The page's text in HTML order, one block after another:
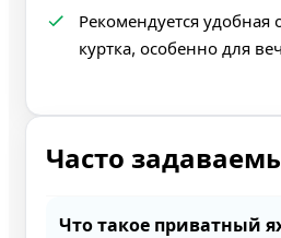
Рекомендуется удобная
куртка, особенно для
Часто
Что такое приватный